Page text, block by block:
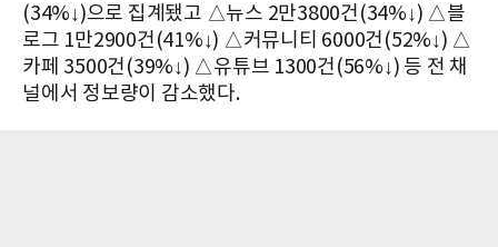
(34%↓)으로 집계됐고 △뉴스 2만3800건(34%↓) △블
로그 1만2900건(41%↓) △커뮤니티 6000건(52%↓) △
카페 3500건(39%↓) △유튜브 1300건(56%↓) 등 전 채
널에서 정보량이 감소했다.